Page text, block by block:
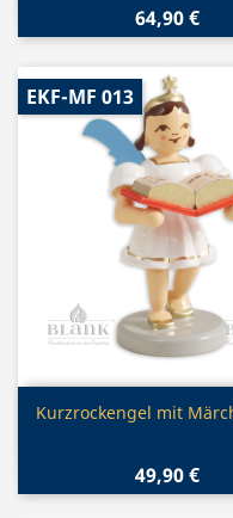
64,90 €
Vorschau
Kurzrockengel mit
49,90 €
EKF-MF 013